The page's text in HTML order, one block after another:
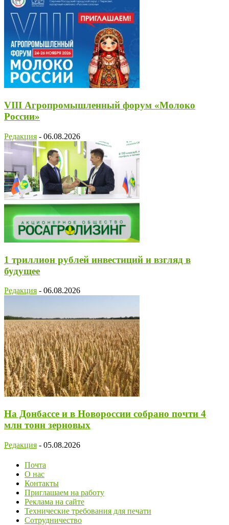
VIII Агропромышленный форум «Молоко
России»
Редакция - 06.08.2026
1 триллион рублей инвестиций и взгляд в
будущее
Редакция - 06.08.2026
На Донбассе и в Новороссии собрано почти 4
млн тонн зерновых
Редакция - 05.08.2026
Почта
О нас
Контакты
Приглашаем на работу
Реклама на сайте
Технические требования для печати
Сотрудничество